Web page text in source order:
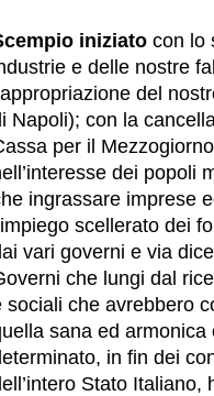
iniziato con lo
e delle nostre
del
Napoli); con la
per il
dei popoli
ingrassare imprese
scellerato dei
vari governi e via
che lungi dal
sociali che avrebbero
sana ed
in fin dei
Stato